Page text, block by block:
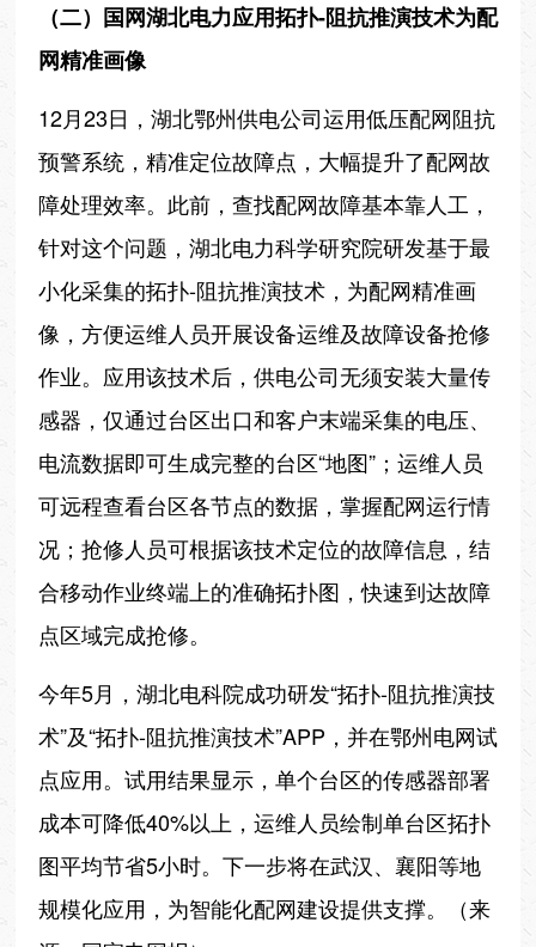
（二）国网湖北电力应用拓扑-阻抗推演技术为配
网精准画像
12月23日，湖北鄂州供电公司运用低压配网阻抗
预警系统，精准定位故障点，大幅提升了配网故
障处理效率。此前，查找配网故障基本靠人工，
针对这个问题，湖北电力科学研究院研发基于最
小化采集的拓扑-阻抗推演技术，为配网精准画
像，方便运维人员开展设备运维及故障设备抢修
作业。应用该技术后，供电公司无须安装大量传
感器，仅通过台区出口和客户末端采集的电压、
电流数据即可生成完整的台区“地图”；运维人员
可远程查看台区各节点的数据，掌握配网运行情
况；抢修人员可根据该技术定位的故障信息，结
合移动作业终端上的准确拓扑图，快速到达故障
点区域完成抢修。
今年5月，湖北电科院成功研发“拓扑-阻抗推演技
术”及“拓扑-阻抗推演技术”APP，并在鄂州电网试
点应用。试用结果显示，单个台区的传感器部署
成本可降低40%以上，运维人员绘制单台区拓扑
图平均节省5小时。下一步将在武汉、襄阳等地
规模化应用，为智能化配网建设提供支撑。（来